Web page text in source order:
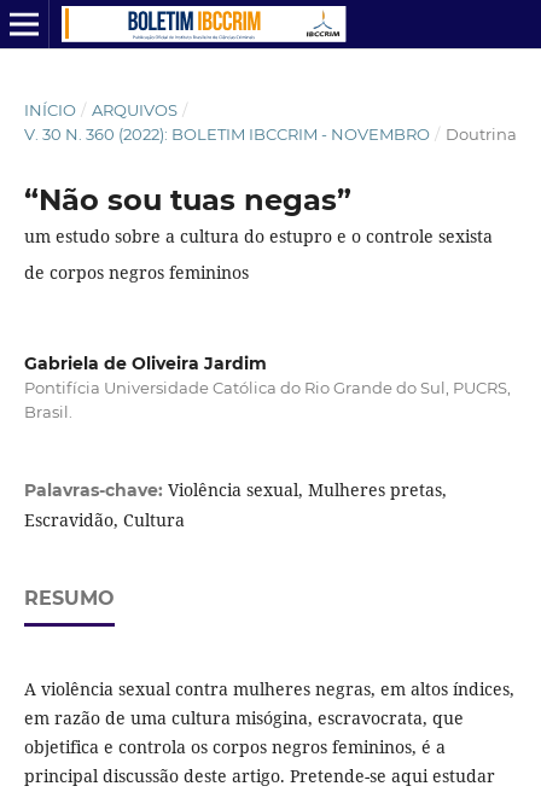
INÍCIO / ARQUIVOS /
V. 30 N. 360 (2022): BOLETIM IBCCRIM - NOVEMBRO / Doutrina
“Não sou tuas negas”
um estudo sobre a cultura do estupro e o controle sexista
de corpos negros femininos
Gabriela de Oliveira Jardim
Pontifícia Universidade Católica do Rio Grande do Sul, PUCRS,
Brasil.
Palavras-chave: Violência sexual, Mulheres pretas,
Escravidão, Cultura
RESUMO
A violência sexual contra mulheres negras, em altos índices,
em razão de uma cultura misógina, escravocrata, que
objetifica e controla os corpos negros femininos, é a
principal discussão deste artigo. Pretende-se aqui estudar